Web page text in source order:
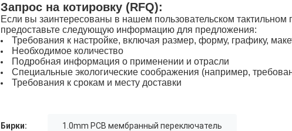
Запрос на котировку (RFQ):
Если вы заинтересованы в нашем пользовательском
предоставьте следующую информацию для предложения:
Требования к настройке, включая размер, форму, графику,
Необходимое количество
Подробная информация о применении и отрасли
Специальные экологические соображения (например,
Требования к срокам и месту доставки
Бирки: 1.0mm PCB мембранный переключатель